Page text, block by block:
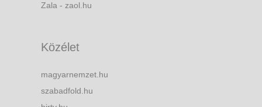
Zala - zaol.hu
Közélet
magyarnemzet.hu
szabadfold.hu